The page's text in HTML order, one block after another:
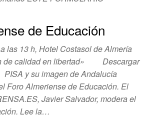
de Educación
las 13 h, Hotel Costasol de Almería
de calidad en libertad» Descargar
y su imagen de Andalucía
Foro Almeriense de Educación. El
Javier Salvador, modera el
Lee la…